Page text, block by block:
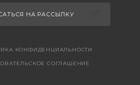
НА РАССЫЛКУ
КОНФИДЕНЦИАЛЬНОСТИ
СОГЛАШЕНИЕ